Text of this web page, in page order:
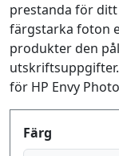
prestanda för
färgstarka foton
produkter den
för HP Envy
Produktfilter
Färg